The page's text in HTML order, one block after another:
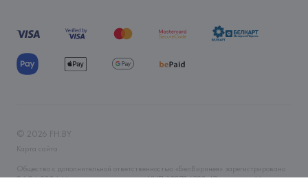
© 2026 FH.BY
Карта сайта
Общество с дополнительной ответственностью «БелВиринея» зарегистрировано
06.04.2006 Минским горисполкомом. УНП 190706320. Юр.адрес: г. Минск, ул.